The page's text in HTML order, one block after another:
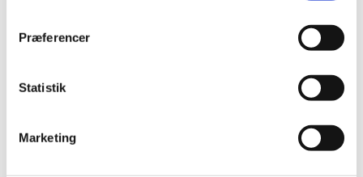
Præferencer
Statistik
Marketing
struktur og styrke er afgørende for, hvilket værk der
mange forskellige materialer. Hun maler både i olie
og akryl, og på træ og lærred. Fælles for
giver inspiration til kunsten.